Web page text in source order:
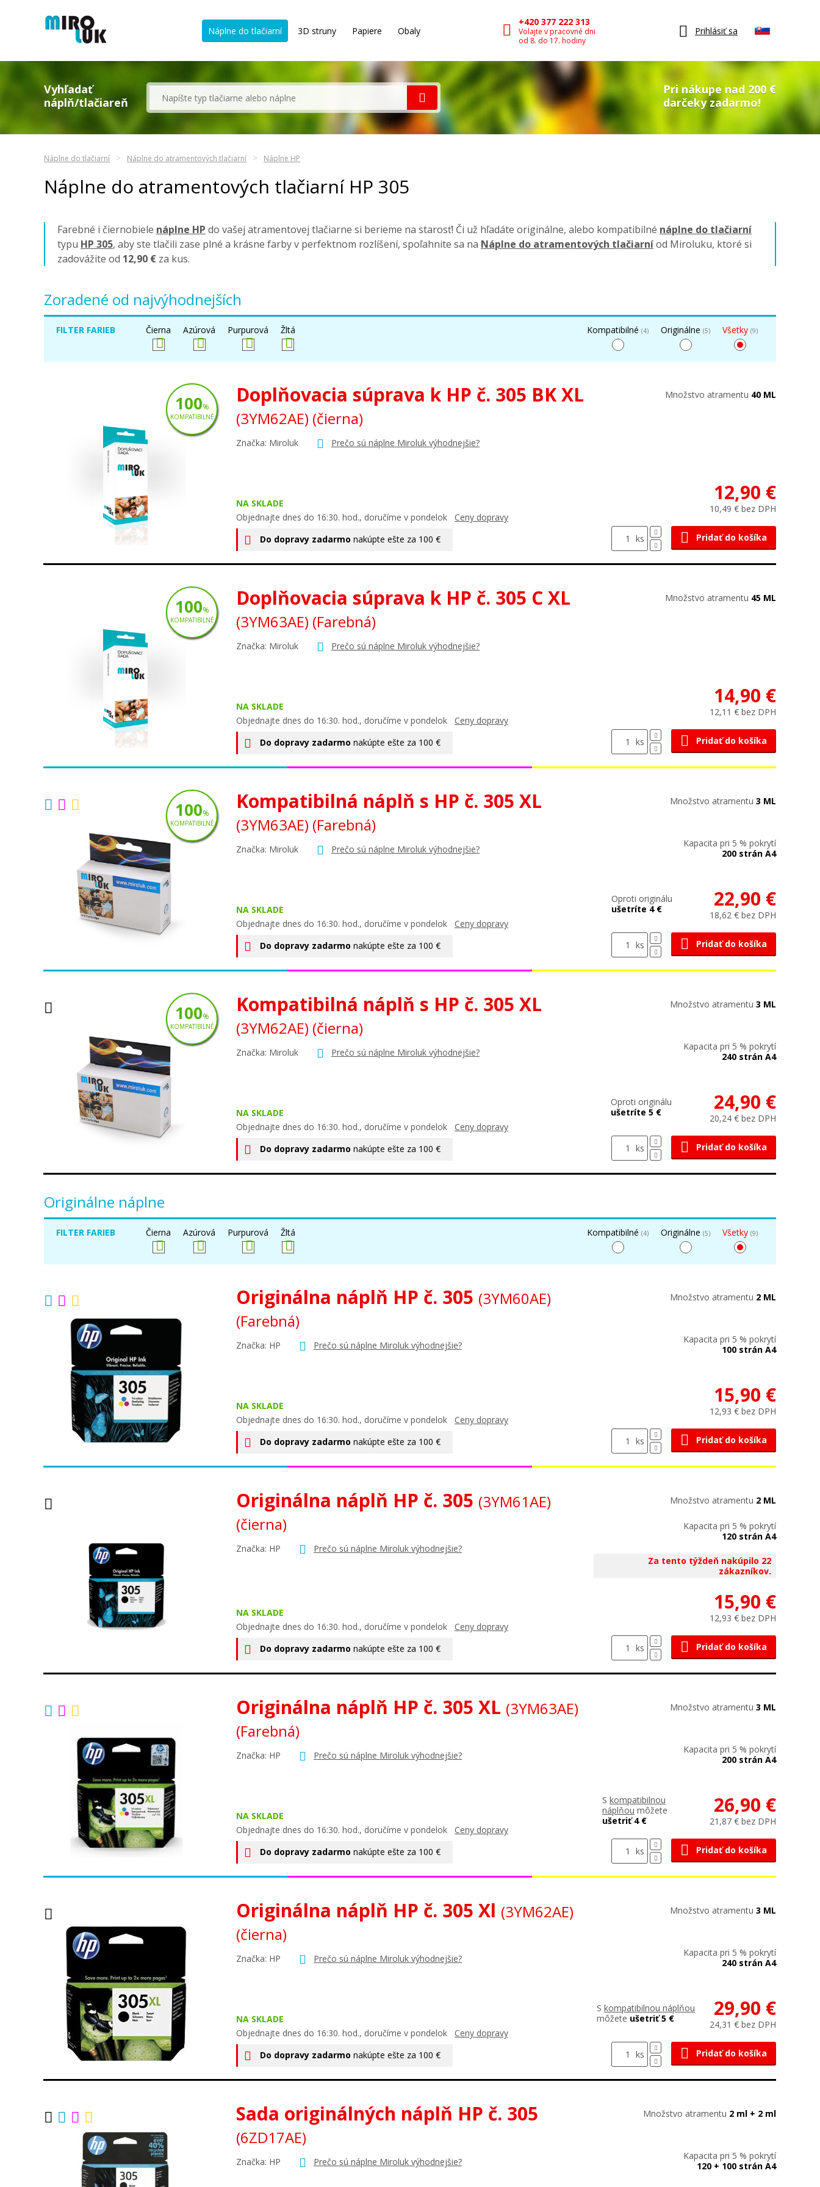
Náplne do tlačiarní 3D struny Papiere Obaly
+420 377 222 313
Volajte v pracovné dni
od 8. do 17. hodiny
Prihlásiť sa
Vyhľadať
náplň/tlačiareň
Pri nákupe nad 200 €
darčeky zadarmo!
Náplne do tlačiarní Náplne do atramentových tlačiarní Náplne HP
Náplne do atramentových tlačiarní HP 305
Farebné i čiernobiele náplne HP do vašej atramentovej tlačiarne si berieme na starosť! Či už hľadáte originálne, alebo kompatibilné náplne do tlačiarní
typu HP 305, aby ste tlačili zase plné a krásne farby v perfektnom rozlíšení, spoľahnite sa na Náplne do atramentových tlačiarníod Miroluku, ktoré si
zadovážite od 12,90 € za kus.
Zoradené od najvýhodnejších
FILTER FARIEB Čierna Azúrová Purpurová Žltá Kompatibilné (4) Originálne (5) Všetky (9)
Doplňovacia súprava k HP č. 305 BK XL
(3YM62AE) (čierna)
Značka: Miroluk Prečo sú náplne Miroluk výhodnejšie?
NA SKLADE
Objednajte dnes do 16:30. hod., doručíme v pondelok Ceny dopravy
Do dopravy zadarmo nakúpte ešte za 100 €
Množstvo atramentu 40 ML
12,90 €
10,49 € bez DPH
ks Pridať do košíka
100%
KOMPATIBILNÉ
Doplňovacia súprava k HP č. 305 C XL
(3YM63AE) (Farebná)
Značka: Miroluk Prečo sú náplne Miroluk výhodnejšie?
NA SKLADE
Objednajte dnes do 16:30. hod., doručíme v pondelok Ceny dopravy
Do dopravy zadarmo nakúpte ešte za 100 €
Množstvo atramentu 45 ML
14,90 €
12,11 € bez DPH
ks Pridať do košíka
100%
KOMPATIBILNÉ
Kompatibilná náplň s HP č. 305 XL
(3YM63AE) (Farebná)
Značka: Miroluk Prečo sú náplne Miroluk výhodnejšie?
NA SKLADE
Objednajte dnes do 16:30. hod., doručíme v pondelok Ceny dopravy
Do dopravy zadarmo nakúpte ešte za 100 €
Množstvo atramentu 3 ML
Kapacita pri 5 % pokrytí
200 strán A4
Oproti originálu
ušetríte 4 €
22,90 €
18,62 € bez DPH
ks Pridať do košíka
100%
KOMPATIBILNÉ
Kompatibilná náplň s HP č. 305 XL
(3YM62AE) (čierna)
Značka: Miroluk Prečo sú náplne Miroluk výhodnejšie?
NA SKLADE
Objednajte dnes do 16:30. hod., doručíme v pondelok Ceny dopravy
Do dopravy zadarmo nakúpte ešte za 100 €
Množstvo atramentu 3 ML
Kapacita pri 5 % pokrytí
240 strán A4
Oproti originálu
ušetríte 5 €
24,90 €
20,24 € bez DPH
ks Pridať do košíka
100%
KOMPATIBILNÉ
Originálne náplne
FILTER FARIEB Čierna Azúrová Purpurová Žltá Kompatibilné (4) Originálne (5) Všetky (9)
Originálna náplň HP č. 305 (3YM60AE)
(Farebná)
Značka: HP Prečo sú náplne Miroluk výhodnejšie?
NA SKLADE
Objednajte dnes do 16:30. hod., doručíme v pondelok Ceny dopravy
Do dopravy zadarmo nakúpte ešte za 100 €
Množstvo atramentu 2 ML
Kapacita pri 5 % pokrytí
100 strán A4
15,90 €
12,93 € bez DPH
ks Pridať do košíka
Originálna náplň HP č. 305 (3YM61AE)
(čierna)
Značka: HP Prečo sú náplne Miroluk výhodnejšie?
NA SKLADE
Objednajte dnes do 16:30. hod., doručíme v pondelok Ceny dopravy
Do dopravy zadarmo nakúpte ešte za 100 €
Množstvo atramentu 2 ML
Kapacita pri 5 % pokrytí
120 strán A4
Za tento týždeň nakúpilo 22
zákazníkov.
15,90 €
12,93 € bez DPH
ks Pridať do košíka
Originálna náplň HP č. 305 XL (3YM63AE)
(Farebná)
Značka: HP Prečo sú náplne Miroluk výhodnejšie?
NA SKLADE
Objednajte dnes do 16:30. hod., doručíme v pondelok Ceny dopravy
Do dopravy zadarmo nakúpte ešte za 100 €
Množstvo atramentu 3 ML
Kapacita pri 5 % pokrytí
200 strán A4
S kompatibilnou
náplňou môžete
ušetriť 4 €
26,90 €
21,87 € bez DPH
ks Pridať do košíka
Originálna náplň HP č. 305 Xl (3YM62AE)
(čierna)
Značka: HP Prečo sú náplne Miroluk výhodnejšie?
NA SKLADE
Objednajte dnes do 16:30. hod., doručíme v pondelok Ceny dopravy
Do dopravy zadarmo nakúpte ešte za 100 €
Množstvo atramentu 3 ML
Kapacita pri 5 % pokrytí
240 strán A4
Skompatibilnou náplňou
môžete ušetriť 5 € 29,90 €
24,31 € bez DPH
ks Pridať do košíka
Sada originálných náplň HP č. 305
(6ZD17AE)
Značka: HP Prečo sú náplne Miroluk výhodnejšie?
Množstvo atramentu 2 ml + 2 ml
Kapacita pri 5 % pokrytí
120 + 100 strán A4